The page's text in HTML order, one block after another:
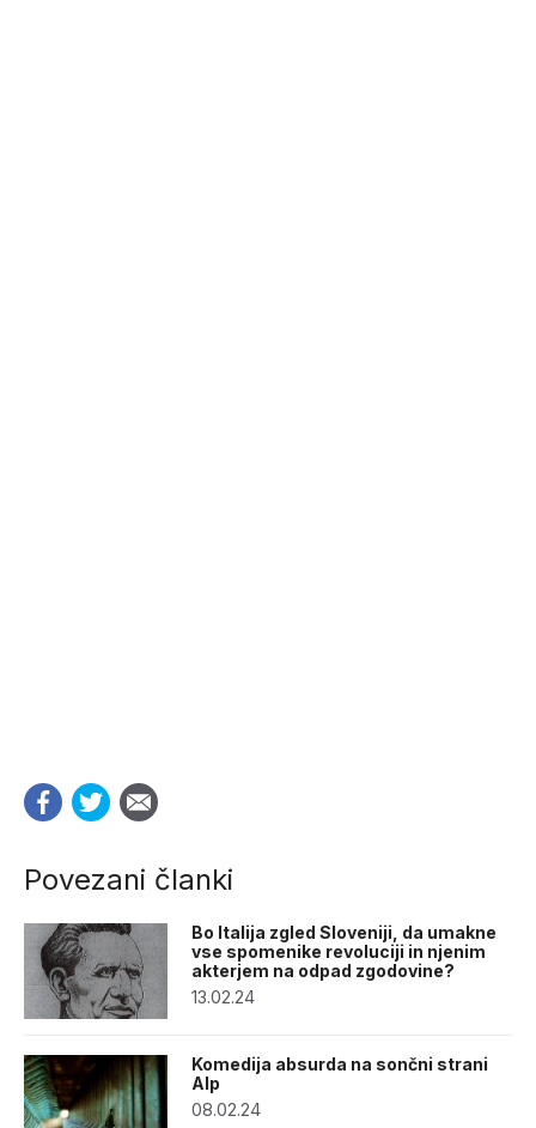
Povezani članki
Bo Italija zgled Sloveniji, da umakne
vse spomenike revoluciji in njenim
akterjem na odpad zgodovine?
13.02.24
Komedija absurda na sončni strani
Alp
08.02.24